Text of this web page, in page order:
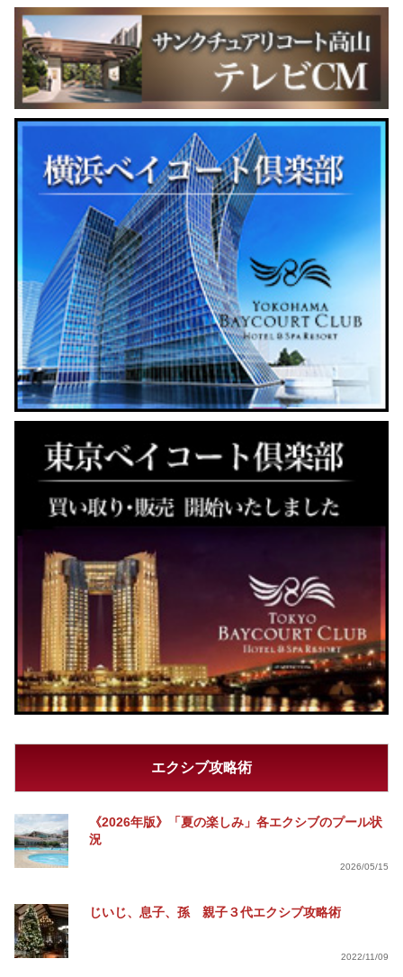
エクシブ攻略術
《2026年版》「夏の楽しみ」各エクシブのプール状
況
2026/05/15
じいじ、息子、孫 親子３代エクシブ攻略術
2022/11/09